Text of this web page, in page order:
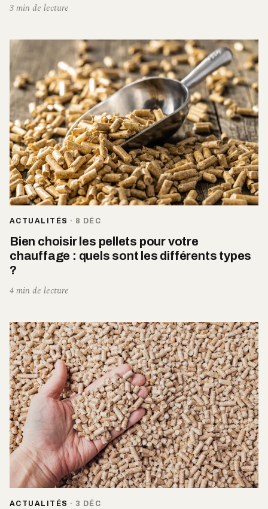
3 min de lecture
ACTUALITÉS · 8 DÉC
Bien choisir les pellets pour votre
chauffage : quels sont les différents types
?
4 min de lecture
ACTUALITÉS · 3 DÉC